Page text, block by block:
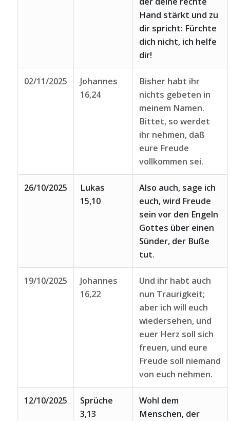
Hand stärkt und zu
dir spricht: Fürchte
dich nicht, ich helfe
dir!
02/11/2025
Johannes
16,24
Bisher habt ihr
nichts gebeten in
meinem Namen.
Bittet, so werdet
ihr nehmen, daß
eure Freude
vollkommen sei.
26/10/2025
Lukas
15,10
Also auch, sage ich
euch, wird Freude
sein vor den Engeln
Gottes über einen
Sünder, der Buße
tut.
19/10/2025
Johannes
16,22
Und ihr habt auch
nun Traurigkeit;
aber ich will euch
wiedersehen, und
euer Herz soll sich
freuen, und eure
Freude soll niemand
von euch nehmen.
12/10/2025
Sprüche
3,13
Wohl dem
Menschen, der